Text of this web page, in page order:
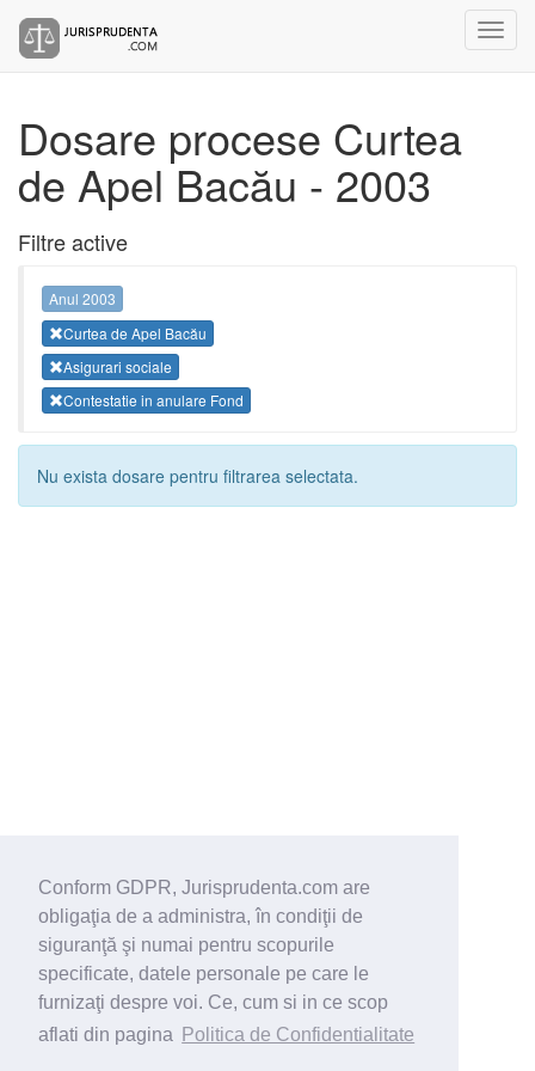
Conform GDPR, Jurisprudenta.com are
obligaţia de a administra, în condiţii de
siguranţă şi numai pentru scopurile
specificate, datele personale pe care le
furnizaţi despre voi. Ce, cum si in ce scop
aflati din pagina
Politica de Confidentialitate
Dosare procese Curtea
de Apel Bacău - 2003
Filtre active
Anul 2003
Curtea de Apel Bacău
Asigurari sociale
Contestatie in anulare Fond
Nu exista dosare pentru filtrarea selectata.